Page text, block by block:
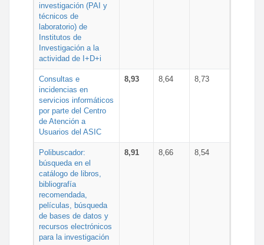
investigación (PAI y
técnicos de
laboratorio) de
Institutos de
Investigación a la
actividad de I+D+i
Consultas e
incidencias en
servicios informáticos
por parte del Centro
de Atención a
Usuarios del ASIC
8,93 8,64 8,73
Polibuscador:
búsqueda en el
catálogo de libros,
bibliografía
recomendada,
películas, búsqueda
de bases de datos y
recursos electrónicos
para la investigación
8,91 8,66 8,54